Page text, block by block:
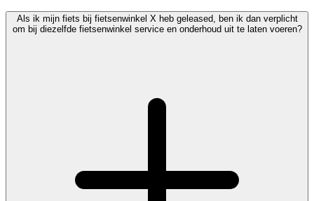
Als ik mijn fiets bij fietsenwinkel X heb geleased, ben ik dan verplicht
om bij diezelfde fietsenwinkel service en onderhoud uit te laten voeren?